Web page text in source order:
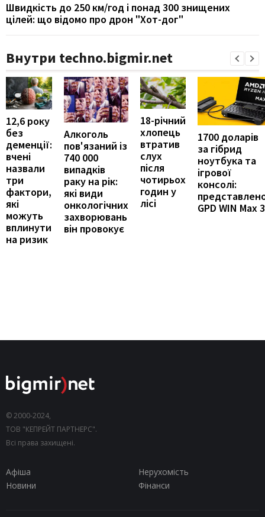
Швидкість до 250 км/год і понад 300 знищених
цілей: що відомо про дрон "Хот-дог"
Внутри techno.bigmir.net
12,6 року
без
деменції:
вчені
назвали
три
фактори,
які
можуть
вплинути
на ризик
Алкоголь
пов'язаний із
740 000
випадків
раку на рік:
які види
онкологічних
захворювань
він провокує
18-річний
хлопець
втратив
слух
після
чотирьох
годин у
лісі
1700 доларів
за гібрид
ноутбука та
ігрової
консолі:
GPD WIN Max 3
© 2000-2024,
ТОВ "КЕПРЕЙТ ПАРТНЕРС".
Всі права захищені.
Афіша
Нерухомість
Новини
Фінанси